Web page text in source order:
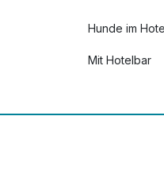
Hunde im
Mit Hotelbar